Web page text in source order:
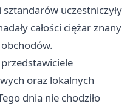
sztandarów uczestniczyły
całości ciężar znany
oraz lokalnych
dnia nie chodziło